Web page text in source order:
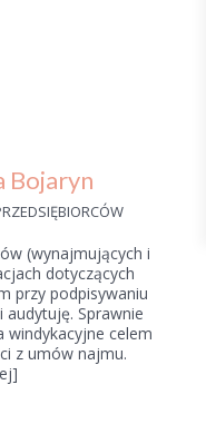
Bojaryn
(wynajmujących i
dotyczących
przy podpisywaniu
Sprawnie
celem
z umów najmu.
]